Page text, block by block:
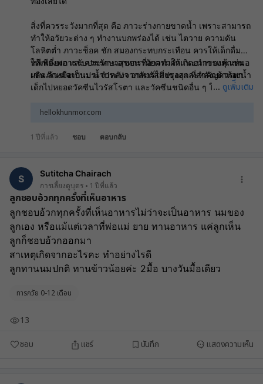
สิ่งที่ควรระวังมากที่สุด คือ ภาวะร่างกายขาดน้ำ เพราะสามารถ
ทำให้อวัยวะต่าง ๆ ทำงานบกพร่องได้ เช่น ไตวาย ความดัน
โลหิตต่ำ ภาวะช็อค ชัก สมองกระทบกระเทือน ควรให้เด็กดื่มน้ำ
ให้เพียงพอ และควรรักษาสุขอนามัยตามคำแนะนำของคุณหมอ
เช่น ล้างมือเป็นประจำหลังจากสัมผัสสิ่งของและหลังเข้าห้องน้ำ
หลีกเลี่ยงการรับประทานอาหารที่อาจทำให้เกิดอาการแพ้ เช่น
ผลิตภัณฑ์จากนม น้ำประปา อาหารไม่ปรุงสุก ที่สำคัญควรพา
เด็กไปหยอดวัคซีนไวรัสโรตา และวัคซีนชนิดอื่น ๆ ให้ครบตาม
... ดูเพิ่ิ่มเติม
hellokhunmor.com
1 ปีที่แล้ว ชอบ ตอบกลับ
S Sutitcha Chairach
การเลี้ยงดูบุตร 1 ปีที่แล้ว
ลูกชอบอ้วกทุกครั้งที่เห็นอาหาร
ลูกชอบอ้วกทุกครั้งที่เห็นอาหารไม่ว่าจะเป็นอาหาร นมของ
ลูกเอง หรือแม้แต่เวลาที่พ่อแม่ ยาย ทานอาหาร แค่ลูกเห็น
ลูกก็ชอบอ้วกออกมา
สาเหตุเกิดจากอะไรคะ ทำอย่างไรดี
ลูกทานนมปกติ ทานข้าวน้อยค่ะ 2มื้อ บางวันมื้อเดียว
ทารกวัย 0-12 เดือน
ชอบ แชร์ บันทึก แสดงความเห็น
13